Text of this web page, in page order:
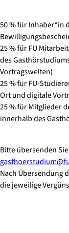
50 % für Inhaber*in
25 % für FU
des
Vortragswelten)
25 % für FU-
Ort und digitale
25 % für Mitglieder
innerhalb des
Bitte übersenden
Nach Übersendung
die jeweilige